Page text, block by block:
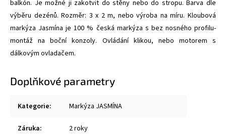
balkón. Je možné ji zakotvit do stěny nebo do stropu. Barva dle
výběru dezénů. Rozměr: 3 x 2 m, nebo výroba na míru. Kloubová
markýza Jasmína je 100 % česká markýza s bez nosného profilu-
montáž na boční konzoly. Ovládání klikou, nebo motorem s
dálkovým ovladačem.
Doplňkové parametry
Kategorie: Markýza JASMÍNA
Záruka: 2 roky